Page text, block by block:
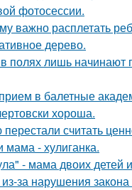
фотосессии.
важно расплетать
дерево.
полях лишь
в балетные
хороша.
считать
- хулиганка.
- мама двоих детей
за нарушения